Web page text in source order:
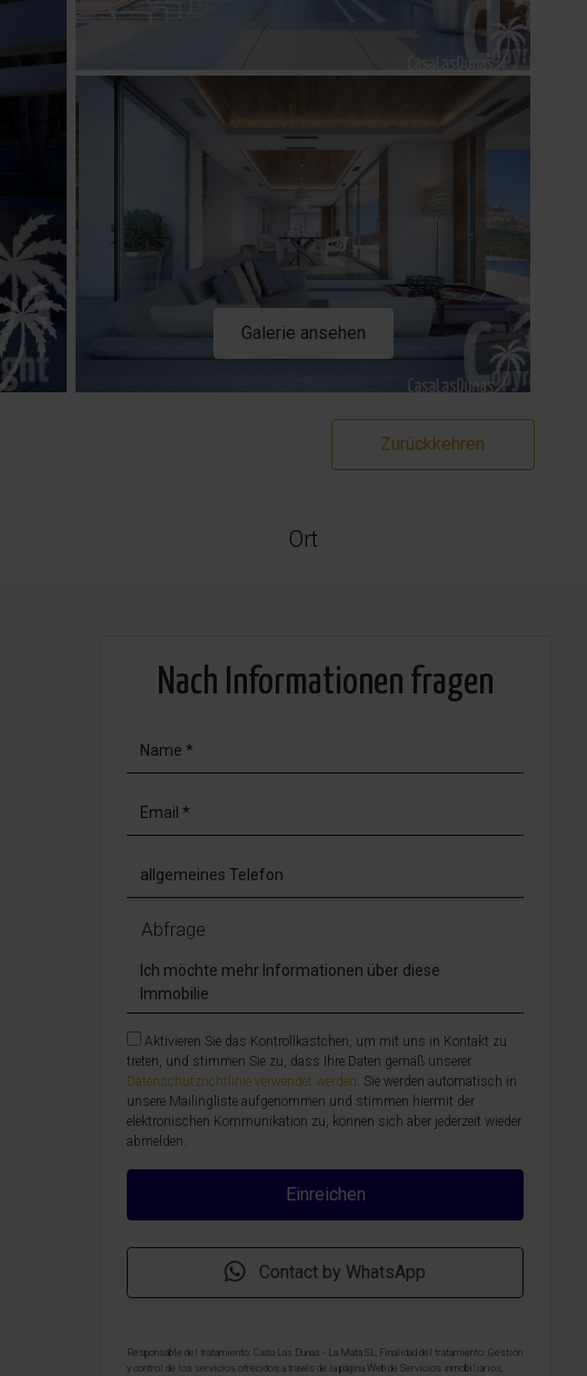
Galerie ansehen
Zurückkehren
Ort
Nach Informationen fragen
Abfrage
Aktivieren Sie das Kontrollkästchen, um mit uns in Kontakt zu
treten, und stimmen Sie zu, dass Ihre Daten gemäß unserer
Datenschutzrichtlinie verwendet werden . Sie werden automatisch in
unsere Mailingliste aufgenommen und stimmen hiermit der
elektronischen Kommunikation zu, können sich aber jederzeit wieder
abmelden.
Contact by WhatsApp
Responsable del tratamiento: Casa Las Dunas - La Mata SL, Finalidad del tratamiento: Gestión
y control de los servicios ofrecidos a través de la página Web de Servicios inmobiliarios,